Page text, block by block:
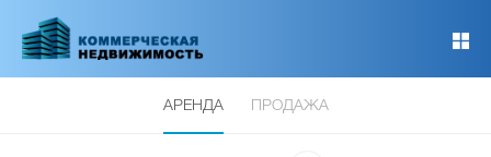
основному
АРЕНДА ПРОДАЖА